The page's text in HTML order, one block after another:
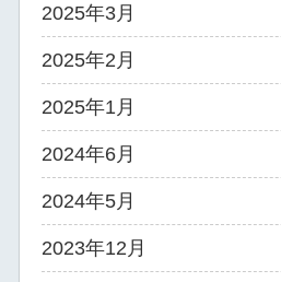
2025年3月
2025年2月
2025年1月
2024年6月
2024年5月
2023年12月